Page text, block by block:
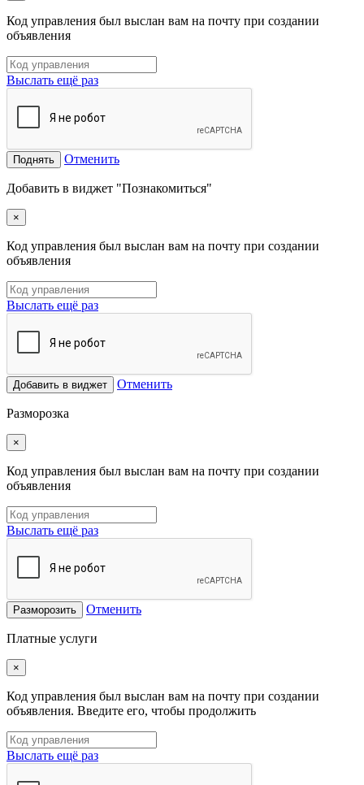
Код управления был выслан вам на почту при создании
объявления
Выслать ещё раз
Поднять Отменить
Добавить в виджет "Познакомиться"
×
Код управления был выслан вам на почту при создании
объявления
Выслать ещё раз
Добавить в виджет Отменить
Разморозка
×
Код управления был выслан вам на почту при создании
объявления
Выслать ещё раз
Разморозить Отменить
Платные услуги
×
Код управления был выслан вам на почту при создании
объявления. Введите его, чтобы продолжить
Выслать ещё раз